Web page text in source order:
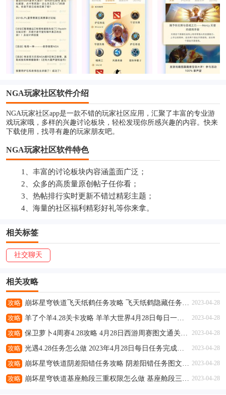
NGA玩家社区软件介绍
NGA玩家社区app是一款不错的玩家社区应用，汇聚了丰富的专业游
戏玩家哦，多样的兴趣讨论板块，轻松发现你所感兴趣的内容。快来
下载使用，找寻有趣的玩家朋友吧。
NGA玩家社区软件特色
1、丰富的讨论板块内容涵盖面广泛；
2、众多的高质量原创帖子任你看；
3、热帖排行实时更新不错过精彩主题；
4、海量的社区福利精彩好礼等你来拿。
相关标签
社交聊天
相关攻略
攻略 2023-04-28
攻略 2023-04-28
攻略 2023-04-28
攻略 2023-04-28
攻略 2023-04-28
攻略 2023-04-28